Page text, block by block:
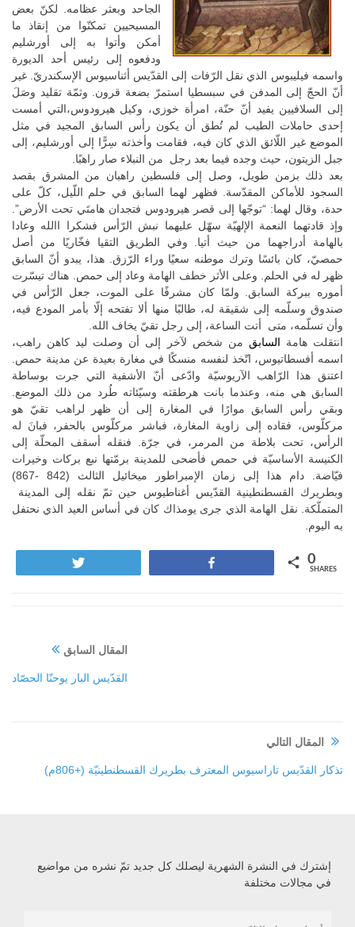
الجاحد وبعثر عظامه. لكنّ بعض
المسيحيين تمكنّوا من إنقاذ ما
أمكن وأتوا به إلى أورشليم
ودفعوه إلى رئيس أحد الديورة
واسمه فيليبوس الذي نقل الرّفات إلى القدّيس أثناسيوس الإسكندريّ. غير
أنّ الحجّ إلى المدفن في سبسطيا استمرّ بضعة قرون. وثمّة تقليد وصَلَ
إلى السلافيين يفيد أنّ حنّة، امرأة خوزي، وكيل هيرودوس،التي أمست
إحدى حاملات الطيب لم تُطق أن يكون رأس السابق المجيد في مثل
الموضع غير اللّائق الذي كان فيه، فقامت وأخذته سِرًّا إلى أورشليم، إلى
جبل الزيتون، حيث وجده فيما بعد رجل من النبلاء صار راهبًا.
بعد ذلك بزمن طويل، وصل إلى فلسطين راهبان من المشرق بقصد
السجود للأماكن المقدّسة. فظهر لهما السابق في حلم اللّيل، كلّ على
حدة، وقال لهما: “توجّها إلى قصر هيرودوس فتجدان هامتَي تحت الأرض”.
وإذ قادتهما النعمة الإلهيّة سهّل عليهما نبش الرّأس فشكرا االله وعادا
بالهامة أدراجهما من حيث أتيا. وفي الطريق التقيا فخّاريًا من أصل
حمصيّ، كان بائسًا وترك موطنه سعيًا وراء الرّزق. هذا، يبدو أنّ السابق
ظهر له في الحلم. وعلى الأثر خطف الهامة وعاد إلى حمص. هناك تيسّرت
أموره ببركة السابق. ولمّا كان مشرفًا على الموت، جعل الرّأس في
صندوق وسلّمه إلى شقيقة له، طالبًا منها ألا تفتحه إلّا بأمر المودع فيه،
وأن تسلّمه، متى أتت الساعة، إلى رجل تقيّ يخاف الله.
انتقلت هامة السابق من شخص لآخر إلى أن وصلت ليد كاهن راهب،
اسمه أفسطاتيوس، اتّخذ لنفسه منسكًا في مغارة بعيدة عن مدينة حمص.
اعتنق هذا الرّاهب الآريوسيّة وادّعى أنّ الأشفية التي جرت بوساطة
السابق هي منه، وعندما بانت هرطقته وسيّئاته طُرد من ذلك الموضع.
وبقي رأس السابق موارًا في المغارة إلى أن ظهر لراهب تقيّ هو
مركلّوس، فقاده إلى زاوية المغارة، فباشر مركلّوس بالحفر، فبانَ له
الرأس، تحت بلاطة من المرمر، في جرّة. فنقله أسقف المحلّة إلى
الكنيسة الأساسيّة في حمص فأضحى للمدينة برمّتها نبع بركات وخيرات
فيّاضة. دام هذا إلى زمان الإمبراطور ميخائيل الثالث (842 -867)
وبطريرك القسطنطينية القدّيس أغناطيوس حين تمّ نقله إلى المدينة
المتملّكة. نقل الهامة الذي جرى يومذاك كان في أساس العيد الذي نحتفل
به اليوم.
0
SHARES
المقال السابق
القدّيس البار يوحنّا الحصّاد
المقال التالي
تذكار القدّيس تاراسيوس المعترف بطريرك القسطنطينيّة (+806م)
إشترك في النشرة الشهرية ليصلك كل جديد تمّ نشره من مواضيع
في مجالات مختلفة